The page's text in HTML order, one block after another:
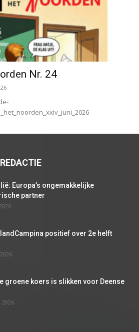
Nr. 24
Europa’s ongemakkelijke
partner
positief over 2e helft
groene koers is slikken voor Deense
2026